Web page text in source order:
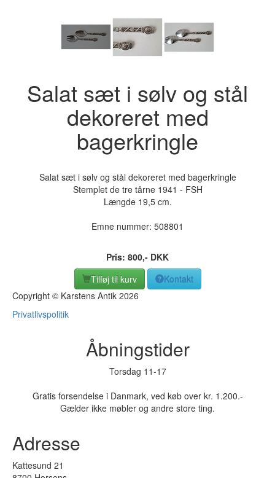
Salat sæt i sølv og stål
dekoreret med
bagerkringle
Salat sæt i sølv og stål dekoreret med bagerkringle
Stemplet de tre tårne 1941 - FSH
Længde 19,5 cm.
Emne nummer: 508801
Pris: 800,- DKK
Tilføj til kurv
Kontakt
Copyright © Karstens Antik 2026
Privatlivspolitik
Åbningstider
Torsdag 11-17
Gratis forsendelse i Danmark, ved køb over kr. 1.200.-
Gælder ikke møbler og andre store ting.
Adresse
Kattesund 21